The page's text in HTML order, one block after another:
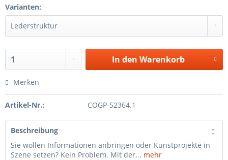
Varianten:
In den Warenkorb
Merken
Artikel-Nr.: COGP-52364.1
Beschreibung
Sie wollen Informationen anbringen oder Kunstprojekte in
Szene setzen? Kein Problem. Mit der... mehr